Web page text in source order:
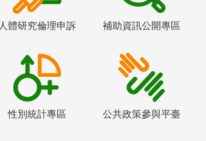
人體研究倫理申訴 補助資訊公開專區
性別統計專區 公共政策參與平臺